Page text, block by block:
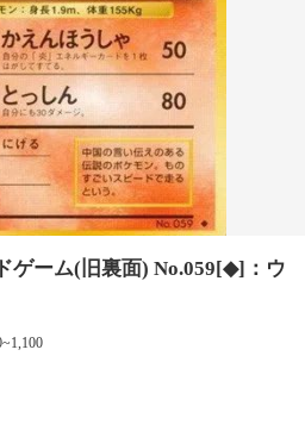
ゲーム(旧裏面) No.059[◆]：ウ